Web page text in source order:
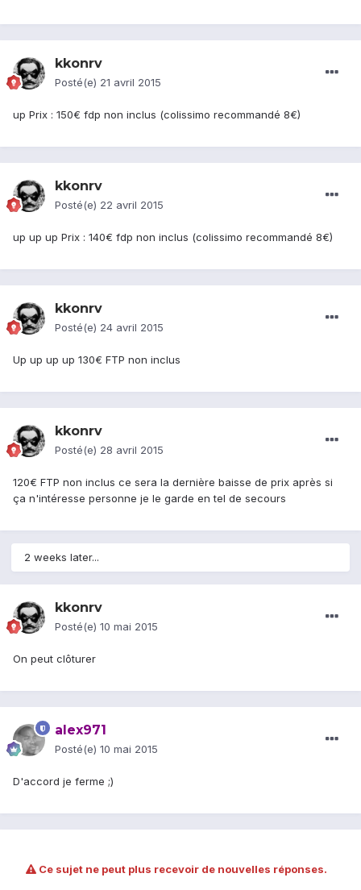
kkonrv
Posté(e) 21 avril 2015
up Prix : 150€ fdp non inclus (colissimo recommandé 8€)
kkonrv
Posté(e) 22 avril 2015
up up up Prix : 140€ fdp non inclus (colissimo recommandé 8€)
kkonrv
Posté(e) 24 avril 2015
Up up up up 130€ FTP non inclus
kkonrv
Posté(e) 28 avril 2015
120€ FTP non inclus ce sera la dernière baisse de prix après si
ça n'intéresse personne je le garde en tel de secours
2 weeks later...
kkonrv
Posté(e) 10 mai 2015
On peut clôturer
alex971
Posté(e) 10 mai 2015
D'accord je ferme ;)
Ce sujet ne peut plus recevoir de nouvelles réponses.